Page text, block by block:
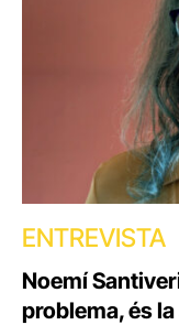
ENTREVISTA
Noemí
problema, és